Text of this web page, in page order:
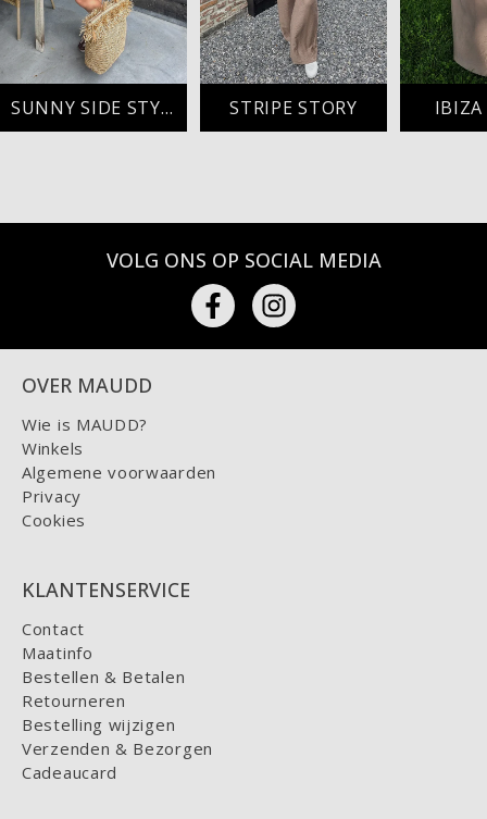
SUNNY SIDE STYLE STRIPE STORY IBIZA
VOLG ONS OP SOCIAL MEDIA
OVER MAUDD
Wie is MAUDD?
Winkels
Algemene voorwaarden
Privacy
Cookies
KLANTENSERVICE
Contact
Maatinfo
Bestellen & Betalen
Retourneren
Bestelling wijzigen
Verzenden & Bezorgen
Cadeaucard